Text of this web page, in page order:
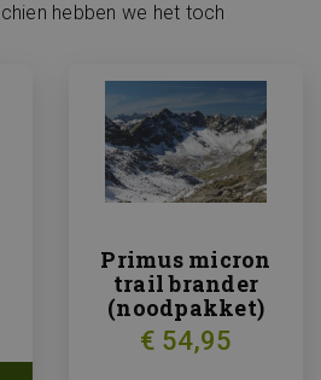
hebben we het toch
Primus micron
trail brander
(noodpakket)
€ 54,95